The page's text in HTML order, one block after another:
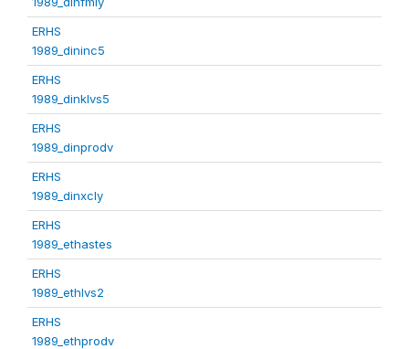
ERHS
1989_dininc5
ERHS
1989_dinklvs5
ERHS
1989_dinprodv
ERHS
1989_dinxcly
ERHS
1989_ethastes
ERHS
1989_ethlvs2
ERHS
1989_ethprodv